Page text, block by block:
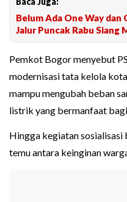
Belum Ada One Way dan
Jalur Puncak Rabu Siang
Pemkot Bogor menyebut
modernisasi tata kelola
mampu mengubah beban
listrik yang bermanfaat
Hingga kegiatan
temu antara keinginan